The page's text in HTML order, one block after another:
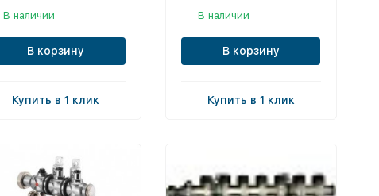
В наличии
В корзину
Купить в 1 клик
В наличии
В корзину
Купить в 1 клик